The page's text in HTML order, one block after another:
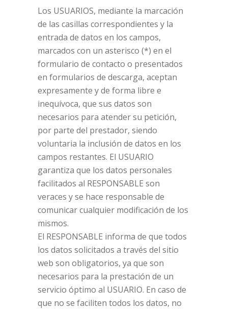
Los USUARIOS, mediante la marcación
de las casillas correspondientes y la
entrada de datos en los campos,
marcados con un asterisco (*) en el
formulario de contacto o presentados
en formularios de descarga, aceptan
expresamente y de forma libre e
inequívoca, que sus datos son
necesarios para atender su petición,
por parte del prestador, siendo
voluntaria la inclusión de datos en los
campos restantes. El USUARIO
garantiza que los datos personales
facilitados al RESPONSABLE son
veraces y se hace responsable de
comunicar cualquier modificación de los
mismos.
El RESPONSABLE informa de que todos
los datos solicitados a través del sitio
web son obligatorios, ya que son
necesarios para la prestación de un
servicio óptimo al USUARIO. En caso de
que no se faciliten todos los datos, no